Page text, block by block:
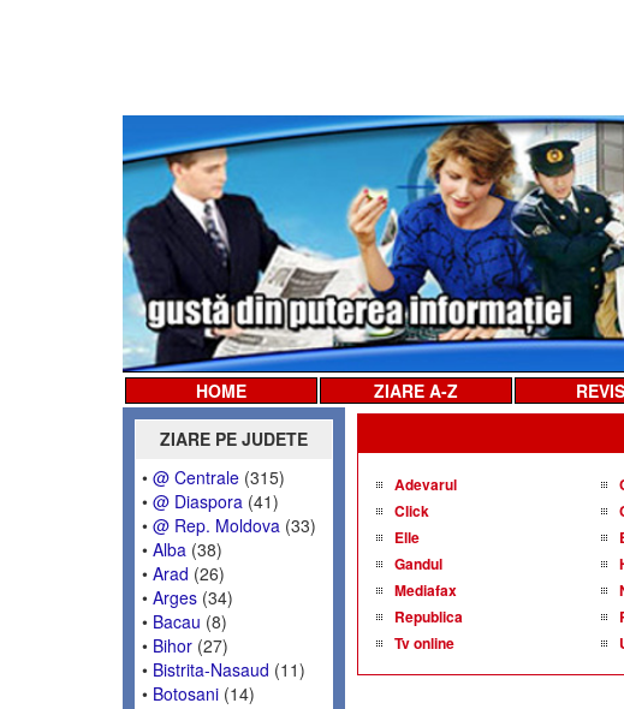
HOME ZIARE A-Z
ZIARE PE JUDETE
• @ Centrale (315)
• @ Diaspora (41)
• @ Rep. Moldova (33)
• Alba (38)
• Arad (26)
• Arges (34)
• Bacau (8)
• Bihor (27)
• Bistrita-Nasaud (11)
• Botosani (14)
Adevarul
Click
Elle
Gandul
Mediafax
Republica
Tv online